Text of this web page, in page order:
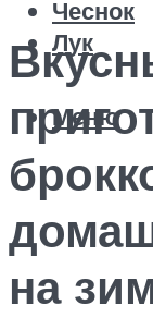
Чеснок
Лук
Меню
на